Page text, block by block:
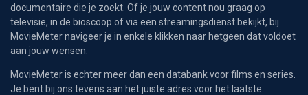
documentaire die je zoekt. Of je jouw content nou graag op
televisie, in de bioscoop of via een streamingsdienst bekijkt, bij
MovieMeter navigeer je in enkele klikken naar hetgeen dat voldoet
aan jouw wensen.
MovieMeter is echter meer dan een databank voor films en series.
Je bent bij ons tevens aan het juiste adres voor het laatste